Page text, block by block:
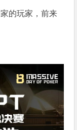
的玩家，前来